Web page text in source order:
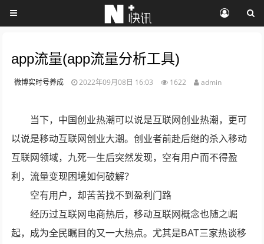
app流量(app流量分析工具)
微博实时号养成 2022年09月08日 16:03 1622 admin
当下，中国创业热潮可以说是互联网创业热潮，更可
以说是移动互联网创业大潮。创业者前赴后继的杀入移动
互联网领域，九死一生后突然发现，空有用户而不得盈
利，流量变现困境如何破解？
空有用户，却苦苦找不到盈利门路
经历过互联网电商热后，移动互联网概念也随之崛
起，成为全民瞩目的又一大热点。尤其是BAT三家热谈移